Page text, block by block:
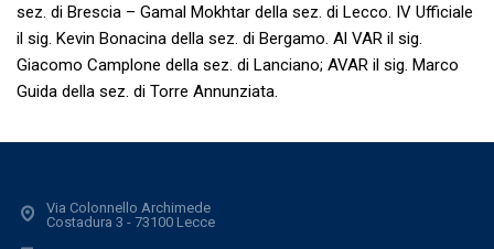
sez. di Brescia – Gamal Mokhtar della sez. di Lecco. IV Ufficiale
il sig. Kevin Bonacina della sez. di Bergamo. Al VAR il sig.
Giacomo Camplone della sez. di Lanciano; AVAR il sig. Marco
Guida della sez. di Torre Annunziata.
Via Colonnello Archimede
Costadura 3 - 73100 Lecce